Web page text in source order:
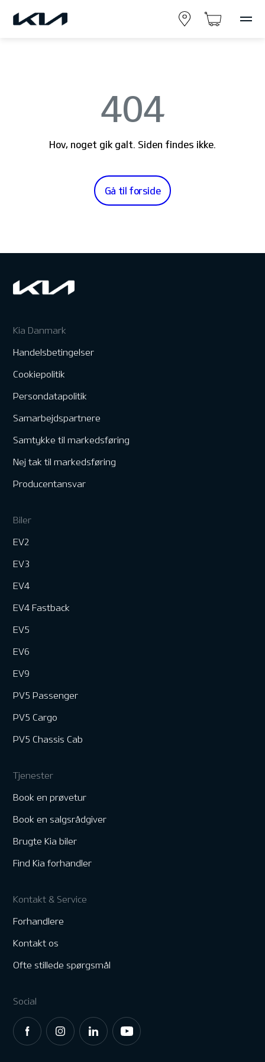
404
Hov, noget gik galt. Siden findes ikke.
Gå til forside
Kia Danmark
Handelsbetingelser
Cookiepolitik
Persondatapolitik
Samarbejdspartnere
Samtykke til markedsføring
Nej tak til markedsføring
Producentansvar
Biler
EV2
EV3
EV4
EV4 Fastback
EV5
EV6
EV9
PV5 Passenger
PV5 Cargo
PV5 Chassis Cab
Tjenester
Book en prøvetur
Book en salgsrådgiver
Brugte Kia biler
Find Kia forhandler
Kontakt & Service
Forhandlere
Kontakt os
Ofte stillede spørgsmål
Social